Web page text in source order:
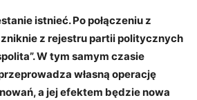
istnieć. Po połączeniu z
z rejestru partii politycznych
W tym samym czasie
własną operację
a jej efektem będzie nowa